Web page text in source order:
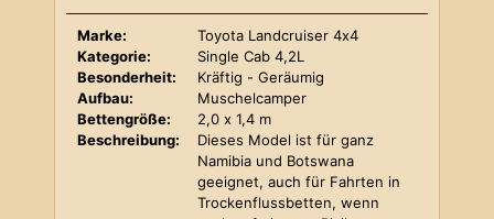
Marke:
Toyota Landcruiser 4x4
Kategorie:
Single Cab 4,2L
Besonderheit:
Kräftig - Geräumig
Aufbau:
Muschelcamper
Bettengröße:
2,0 x 1,4 m
Beschreibung:
Dieses Model ist für ganz
Namibia und Botswana
geeignet, auch für Fahrten in
Trockenflussbetten, wenn